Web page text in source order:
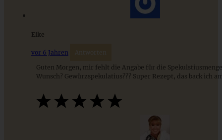
nur 10 Minuten
Elke
vor 6 Jahren Antworten
Guten Morgen, mir fehlt die Angabe für die
Wunsch? Gewürzspekulatius??? Super Rezept, das back ich